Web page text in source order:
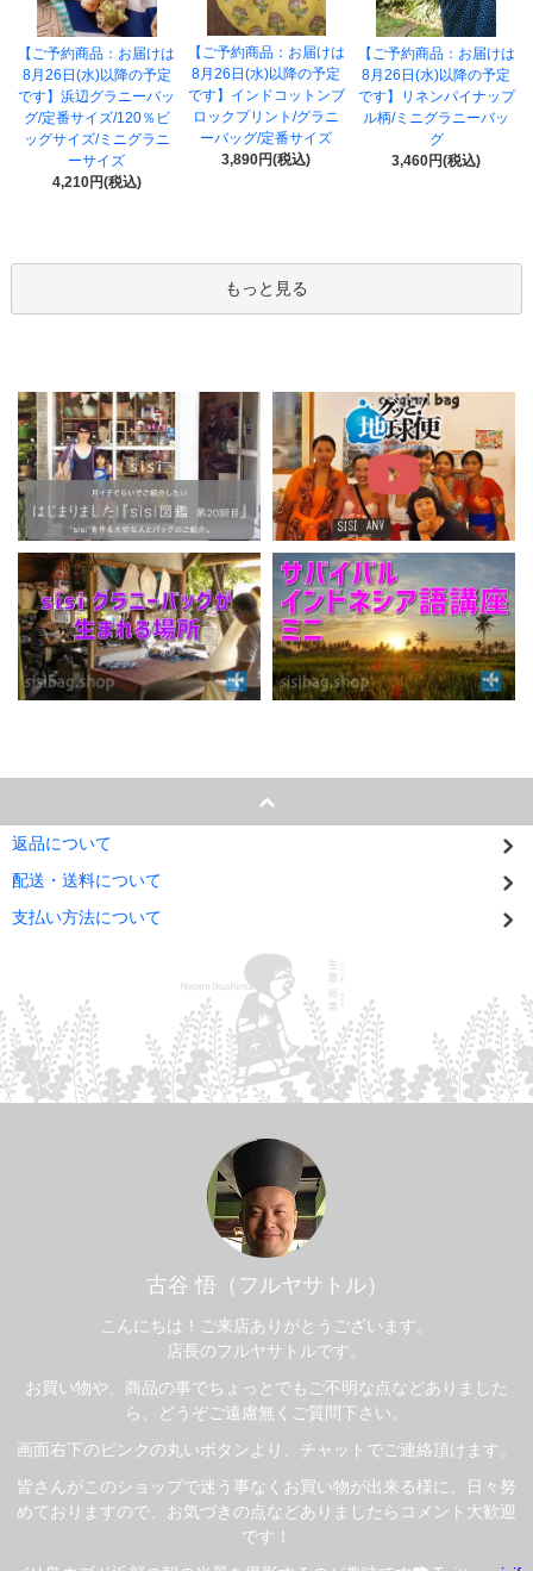
【ご予約商品：お届けは
8月26日(水)以降の予定
です】浜辺グラニーバッ
グ/定番サイズ/120％ビ
ッグサイズ/ミニグラニ
ーサイズ
4,210円(税込)
【ご予約商品：お届けは
8月26日(水)以降の予定
です】インドコットンブ
ロックプリント/グラニ
ーバッグ/定番サイズ
3,890円(税込)
【ご予約商品：お届けは
8月26日(水)以降の予定
です】リネンパイナップ
ル柄/ミニグラニーバッ
グ
3,460円(税込)
もっと見る
返品について
配送・送料について
支払い方法について
古谷 悟（フルヤサトル）
こんにちは！ご来店ありがとうございます。
店長のフルヤサトルです。
お買い物や、商品の事でちょっとでもご不明な点などありました
ら、どうぞご遠慮無くご質問下さい。
画面右下のピンクの丸いボタンより、チャットでご連絡頂けます。
皆さんがこのショップで迷う事なくお買い物が出来る様に、日々努
めておりますので、お気づきの点などありましたらコメント大歓迎
です！